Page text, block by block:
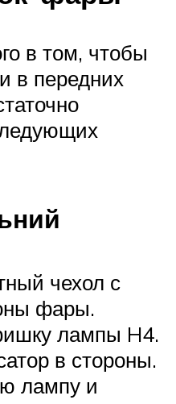
в том, чтобы
в передних
чехол с
фары.
лампы H4.
в стороны.
лампу и